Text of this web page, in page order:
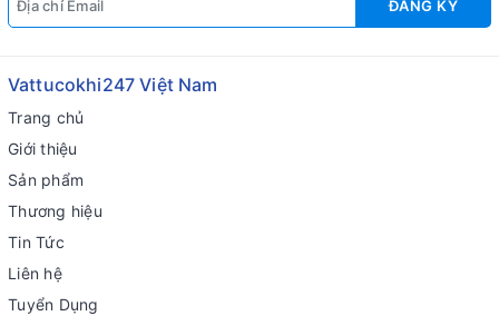
ĐĂNG KÝ
Vattucokhi247 Việt Nam
Trang chủ
Giới thiệu
Sản phẩm
Thương hiệu
Tin Tức
Liên hệ
Tuyển Dụng